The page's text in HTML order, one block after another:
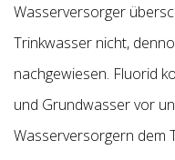
Wasserversorger
Trinkwasser nicht,
nachgewiesen. Fluorid
und Grundwasser vor
Wasserversorgern dem